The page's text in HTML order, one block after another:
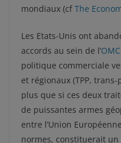
mondiaux (cf The
Les Etats-Unis ont
accords au sein de l’OMC
politique commerciale
et régionaux (TPP,
plus que si ces deux
de puissantes armes
entre l’Union
normes, constituerait